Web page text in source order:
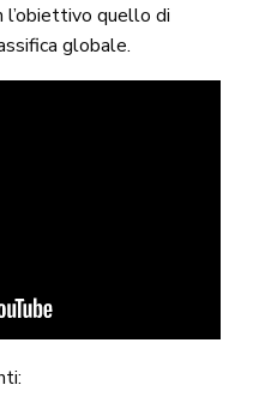
l’obiettivo quello di
globale.